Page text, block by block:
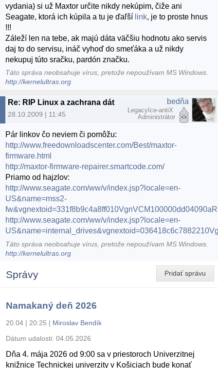
vydania) si už Maxtor určite nikdy nekúpim, čiže ani
Seagate, ktorá ich kúpila a tu je ďaľší link, je to proste hnus
!!!
Záleží len na tebe, ak majú dáta väčšiu hodnotu ako servis
daj to do servisu, ináč vyhoď do smeťáka a už nikdy
nekupuj túto sračku, pardón značku.
Táto správa neobsahuje vírus, pretože nepoužívam MS Windows.
http://kernelultras.org
Re: RIP Linux a zachrana dát
28.10.2009 | 11:45
bedňa
LegacyIce-antiX
Administrátor
Pár linkov čo neviem či pomôžu:
http://www.freedownloadscenter.com/Best/maxtor-
firmware.html
http://maxtor-firmware-repairer.smartcode.com/
Priamo od hajzlov:
http://www.seagate.com/ww/v/index.jsp?locale=en-
US&name=mss2-
http://www.seagate.com/ww/v/index.jsp?locale=en-
Táto správa neobsahuje vírus, pretože nepoužívam MS Windows.
http://kernelultras.org
Pridať správu
Správy
Namakaný deň 2026
20.04 | 20:25 | Miroslav Bendík
Dátum udalosti: 04.05.2026
Dňa 4. mája 2026 od 9:00 sa v priestoroch Univerzitnej
knižnice Technickej univerzity v Košiciach bude konať